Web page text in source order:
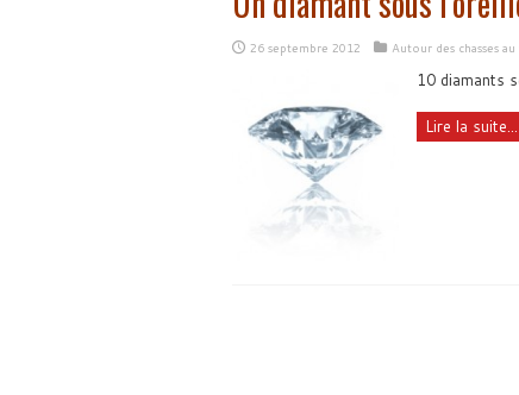
26 septembre 2012 Autour des chasses
10 diamants
Lire la suite...